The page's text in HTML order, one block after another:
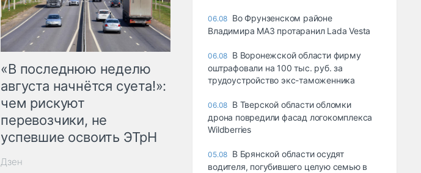
«В последнюю неделю
августа начнётся суета!»:
чем рискуют
перевозчики, не
успевшие освоить ЭТрН
Дзен
06.08 Во Фрунзенском районе
Владимира МАЗ протаранил Lada Vesta
06.08 В Воронежской области фирму
оштрафовали на 100 тыс. руб. за
трудоустройство экс-таможенника
06.08 В Тверской области обломки
дрона повредили фасад логокомплекса
Wildberries
05.08 В Брянской области осудят
водителя, погубившего целую семью в